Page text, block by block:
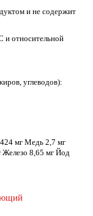
и не содержит
и относительной
углеводов):
мг Медь 2,7 мг
Железо 8,65 мг Йод